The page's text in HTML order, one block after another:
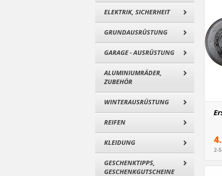
ELEKTRIK, SICHERHEIT
GRUNDAUSRÜSTUNG
GARAGE - AUSRÜSTUNG
ALUMINIUMRÄDER,
ZUBEHÖR
WINTERAUSRÜSTUNG
REIFEN
KLEIDUNG
GESCHENKTIPPS,
GESCHENKGUTSCHEINE
2-